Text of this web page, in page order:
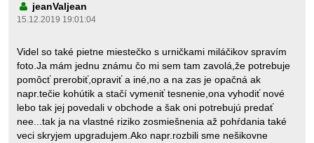
jeanValjean
15.12.2019 19:01:04
Videl so také pietne miestečko s urničkami miláčikov spravím
foto.Ja mám jednu známu čo mi sem tam zavolá,že potrebuje
pomôcť prerobiť,opraviť a iné,no a na zas je opačná ak
napr.tečie kohútik a stačí vymeniť tesnenie,ona vyhodiť nové
lebo tak jej povedali v obchode a šak oni potrebujú predať
nee...tak ja na vlastné riziko zosmiešnenia až pohŕdania také
veci skryjem upgradujem.Ako napr.rozbili sme nešikovne